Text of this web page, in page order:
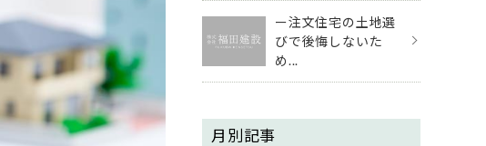
ー注文住宅の土地選
びで後悔しないた
め...
月別記事